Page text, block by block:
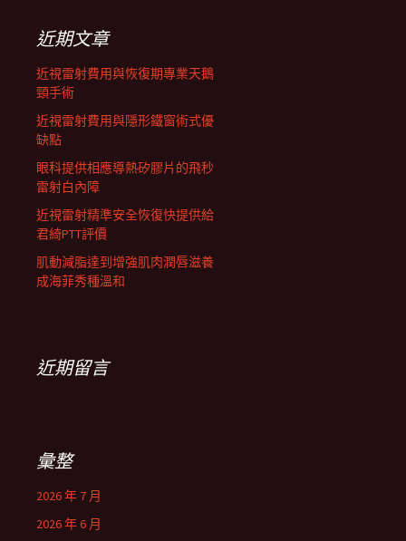
列近期文章
近視雷射費用與恢復期專業天鵝
頸手術
近視雷射費用與隱形鐵窗術式優
缺點
眼科提供相應導熱矽膠片的飛秒
雷射白內障
近視雷射精準安全恢復快提供給
君綺PTT評價
肌動減脂達到增強肌肉潤唇滋養
成海菲秀種溫和
近期留言
彙整
2026 年 7 月
2026 年 6 月